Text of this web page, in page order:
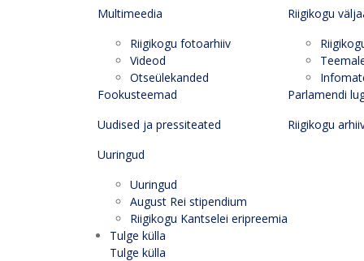
Multimeedia
Riigikogu fotoarhiiv
Videod
Otseülekanded
Fookusteemad
Uudised ja pressiteated
Uuringud
Uuringud
August Rei stipendium
Riigikogu Kantselei eripreemia
Riigikogu
Parlamendi
Riigikogu
Tulge külla
Tulge külla